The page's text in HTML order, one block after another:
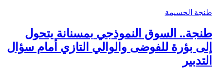
طنجة الحسيمة
طنجة.. السوق النموذجي بمسنانة يتحول
إلى بؤرة للفوضى والوالي التازي أمام سؤال
التدبير